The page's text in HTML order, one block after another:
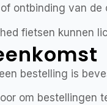
ontbinding van de
fietsen kunnen
bestelling is
om